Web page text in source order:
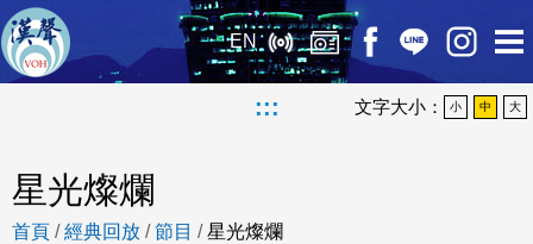
EN
::: 文字大小： 小 中 大
星光燦爛
首頁 /經典回放 /節目 /星光燦爛